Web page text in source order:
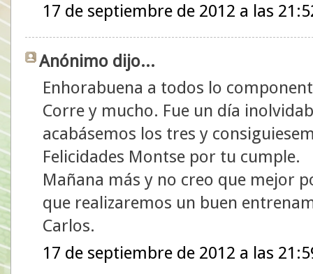
17 de septiembre de 2012 a las
Anónimo dijo...
Enhorabuena a todos lo
Corre y mucho. Fue un día
acabásemos los tres y
Felicidades Montse por tu cumple.
Mañana más y no creo que mejor
que realizaremos un buen
Carlos.
17 de septiembre de 2012 a las